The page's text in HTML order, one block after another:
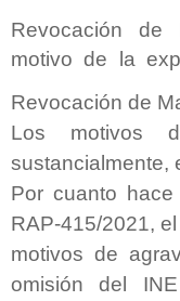
Revocación de
motivo de la
Revocación de
Los motivos
sustancialmente,
Por cuanto
RAP-415/2021,
motivos de
omisión del